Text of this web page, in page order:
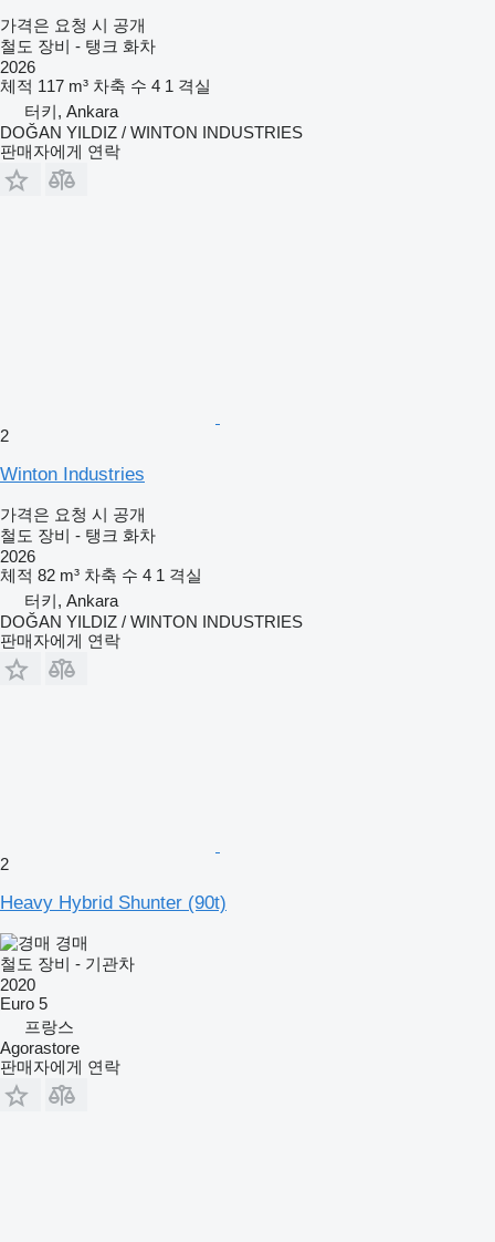
가격은 요청 시 공개
철도 장비 - 탱크 화차
2026
체적 117 m³ 차축 수 4 1 격실
터키, Ankara
DOĞAN YILDIZ / WINTON INDUSTRIES
판매자에게 연락
2
Winton Industries
가격은 요청 시 공개
철도 장비 - 탱크 화차
2026
체적 82 m³ 차축 수 4 1 격실
터키, Ankara
DOĞAN YILDIZ / WINTON INDUSTRIES
판매자에게 연락
2
Heavy Hybrid Shunter (90t)
경매
철도 장비 - 기관차
2020
Euro 5
프랑스
Agorastore
판매자에게 연락